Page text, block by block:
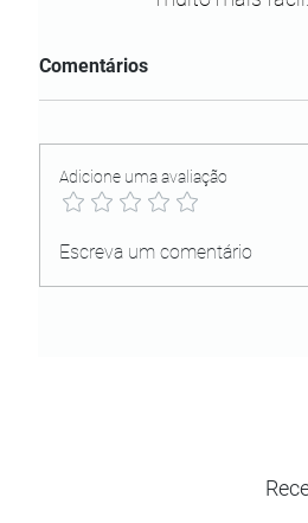
Comentários
Adicione uma avaliação
Escreva um comentário